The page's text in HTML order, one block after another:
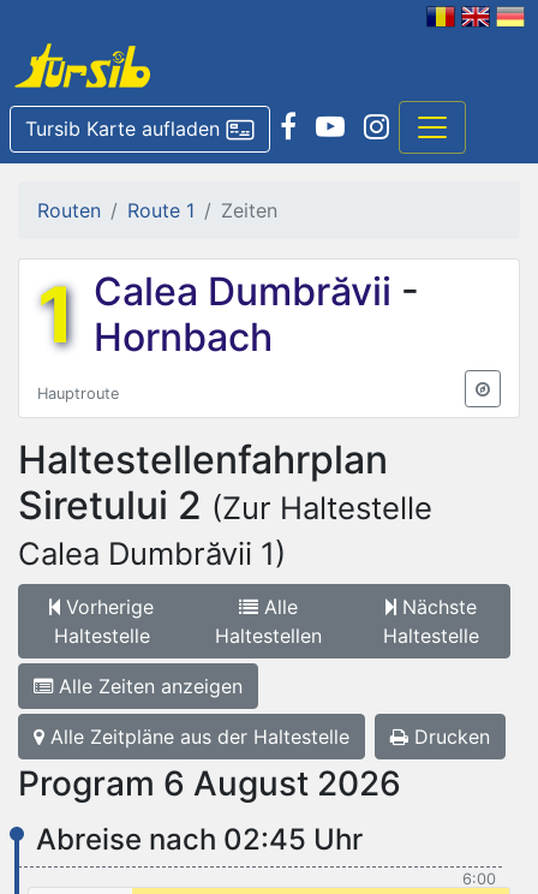
Tursib Karte aufladen
Routen Route 1 Zeiten
1 Calea Dumbrăvii -
Hornbach
Hauptroute
Haltestellenfahrplan
Siretului 2 (Zur Haltestelle
Calea Dumbrăvii 1)
Vorherige
Haltestelle
Alle
Haltestellen
Nächste
Haltestelle
Alle Zeiten anzeigen
Alle Zeitpläne aus der Haltestelle Drucken
Program 6 August 2026
Abreise nach 02:45 Uhr
6:00